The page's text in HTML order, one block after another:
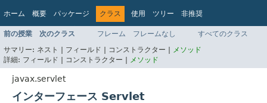
ホーム 概要 パッケージ クラス 使用 ツリー
非推奨
インデックス
ヘルプ
Jakarta EE 8 仕様 API
前の授業 次のクラス フレーム フレームなし
すべてのクラス
サマリー: ネスト | フィールド | コンストラクター | メソッド
詳細: フィールド | コンストラクター | メソッド
javax.servlet
インターフェース Servlet